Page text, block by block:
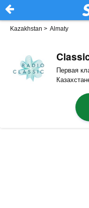
Kazakhstan > Almaty
Первая